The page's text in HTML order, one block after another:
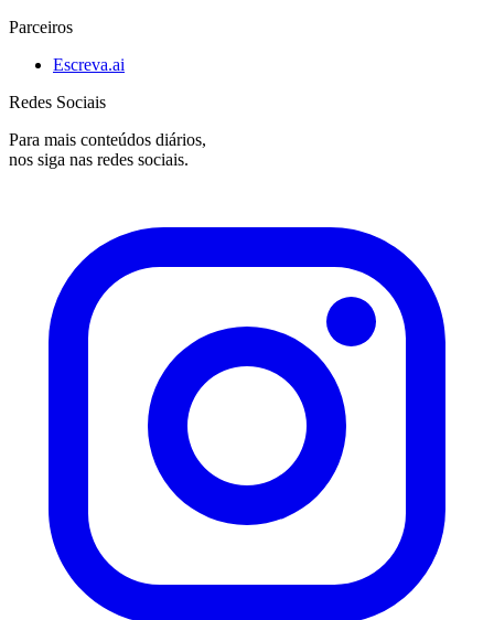
Parceiros
Escreva.ai
Redes Sociais
Para mais conteúdos diários,
nos siga nas redes sociais.